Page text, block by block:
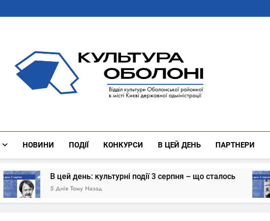
Культура Оболоні
НОВИНИ ПОДІЇ КОНКУРСИ В ЦЕЙ ДЕНЬ ПАРТНЕРИ
В цей день: культурні події 3 серпня – що сталось
5 Днів Тому Назад
В
6 Днів